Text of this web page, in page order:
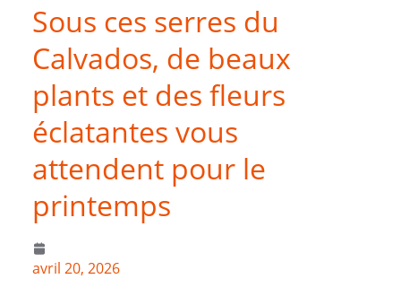
Sous ces serres du
Calvados, de beaux
plants et des fleurs
éclatantes vous
attendent pour le
printemps
avril 20, 2026